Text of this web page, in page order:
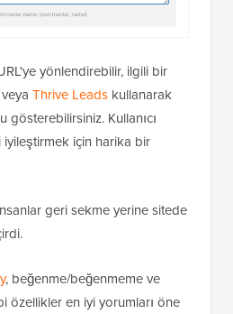
yönlendirebilir, ilgili bir
Thrive Leads kullanarak
gösterebilirsiniz. Kullanıcı
için harika bir
geri sekme yerine sitede
, beğenme/beğenmeme ve
özellikler en iyi yorumları öne